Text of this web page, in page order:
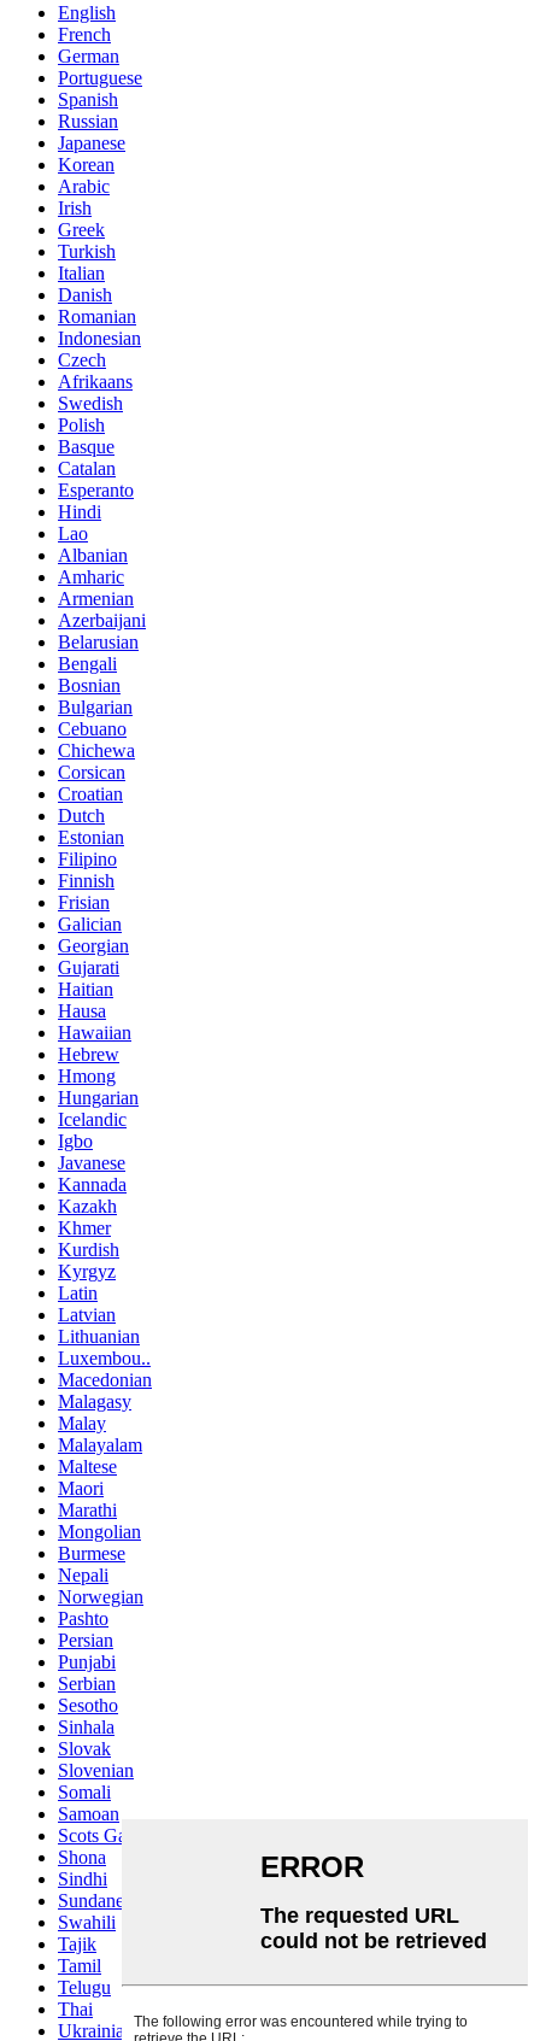
English
French
German
Portuguese
Spanish
Russian
Japanese
Korean
Arabic
Irish
Greek
Turkish
Italian
Danish
Romanian
Indonesian
Czech
Afrikaans
Swedish
Polish
Basque
Catalan
Esperanto
Hindi
Lao
Albanian
Amharic
Armenian
Azerbaijani
Belarusian
Bengali
Bosnian
Bulgarian
Cebuano
Chichewa
Corsican
Croatian
Dutch
Estonian
Filipino
Finnish
Frisian
Galician
Georgian
Gujarati
Haitian
Hausa
Hawaiian
Hebrew
Hmong
Hungarian
Icelandic
Igbo
Javanese
Kannada
Kazakh
Khmer
Kurdish
Kyrgyz
Latin
Latvian
Lithuanian
Luxembou..
Macedonian
Malagasy
Malay
Malayalam
Maltese
Maori
Marathi
Mongolian
Burmese
Nepali
Norwegian
Pashto
Persian
Punjabi
Serbian
Sesotho
Sinhala
Slovak
Slovenian
Somali
Samoan
Scots Gaelic
Shona
Sindhi
Sundanese
Swahili
Tajik
Tamil
Telugu
Thai
Ukrainian